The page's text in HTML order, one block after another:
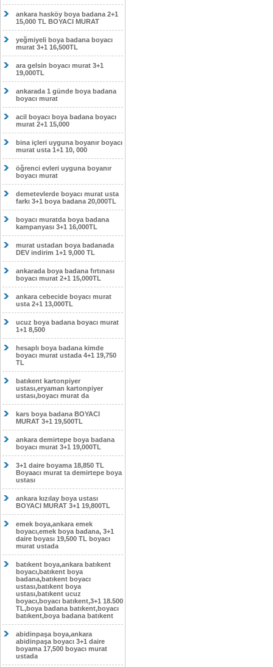
ankara hasköy boya badana 2+1
15,000 TL BOYACI MURAT
yeğmiyeli boya badana boyacı
murat 3+1 16,500TL
ara gelsin boyacı murat 3+1
19,000TL
ankarada 1 günde boya badana
boyacı murat
acil boyacı boya badana boyacı
murat 2+1 15,000
bina içleri uyguna boyanır boyacı
murat usta 1+1 10, 000
öğrenci evleri uyguna boyanır
boyacı murat
demetevlerde boyacı murat usta
farkı 3+1 boya badana 20,000TL
boyacı muratda boya badana
kampanyası 3+1 16,000TL
murat ustadan boya badanada
DEV indirim 1+1 9,000 TL
ankarada boya badana fırtınası
boyacı murat 2+1 15,000TL
ankara cebecide boyacı murat
usta 2+1 13,000TL
ucuz boya badana boyacı murat
1+1 8,500
hesaplı boya badana kimde
boyacı murat ustada 4+1 19,750
TL
batıkent kartonpiyer
ustası,eryaman kartonpiyer
ustası,boyacı murat da
kars boya badana BOYACI
MURAT 3+1 19,500TL
ankara demirtepe boya badana
boyacı murat 3+1 19,000TL
3+1 daire boyama 18,850 TL
Boyaacı murat ta demirtepe boya
ustası
ankara kızılay boya ustası
BOYACI MURAT 3+1 19,800TL
emek boya,ankara emek
boyacı,emek boya badana, 3+1
daire boyası 19,500 TL boyacı
murat ustada
batıkent boya,ankara batıkent
boyacı,batıkent boya
badana,batıkent boyacı
ustası,batıkent boya
ustası,batıkent ucuz
boyacı,boyacı batıkent,3+1 18.500
TL,boya badana batıkent,boyacı
batıkent,boya badana batıkent
abidinpaşa boya,ankara
abidinpaşa boyacı 3+1 daire
boyama 17,500 boyacı murat
ustada